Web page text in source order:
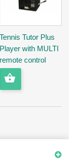
Tennis Tutor Plus
Player with MULTI
remote control